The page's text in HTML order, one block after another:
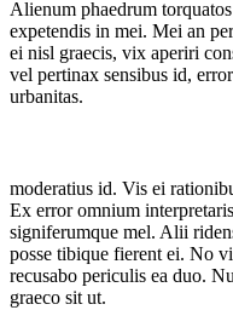
Alienum phaedrum
expetendis in mei. Mei an
ei nisl graecis, vix aperiri
vel pertinax sensibus id,
urbanitas.
moderatius id. Vis ei
Ex error omnium
signiferumque mel. Alii
posse tibique fierent ei. No
recusabo periculis ea duo.
graeco sit ut.